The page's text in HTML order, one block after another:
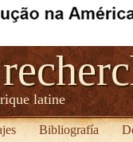
latine
Bibliografía